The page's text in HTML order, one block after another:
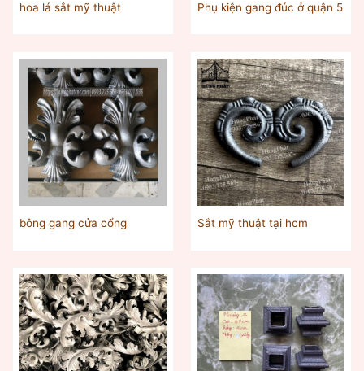
hoa lá sắt mỹ thuật Phụ kiện gang đúc ở quận 5
bông gang cửa cổng Sắt mỹ thuật tại hcm